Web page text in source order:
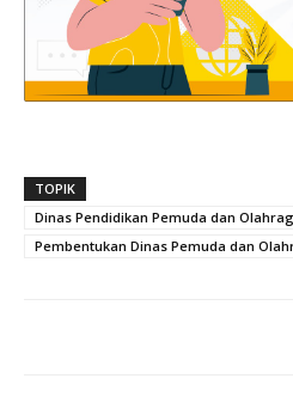
TOPIK
Dinas Pendidikan Pemuda dan
Pembentukan Dinas Pemuda dan